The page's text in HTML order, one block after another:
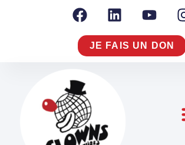
JE FAIS UN DON